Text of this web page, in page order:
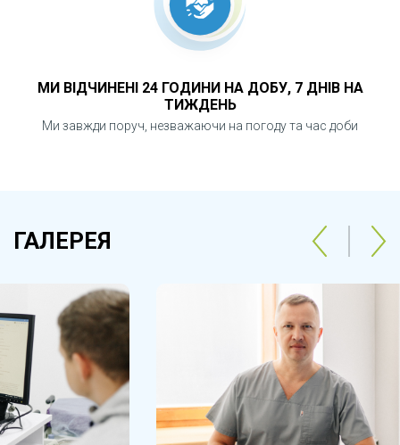
МИ ВІДЧИНЕНІ 24 ГОДИНИ НА ДОБУ, 7 ДНІВ НА
ТИЖДЕНЬ
Ми завжди поруч, незважаючи на погоду та час доби
ГАЛЕРЕЯ